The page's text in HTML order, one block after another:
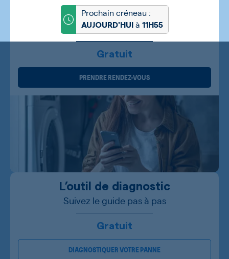
Prochain créneau :
AUJOURD'HUI à 11H55
Gratuit
PRENDRE RENDEZ-VOUS
L’outil de diagnostic
Suivez le guide pas à pas
Gratuit
DIAGNOSTIQUER VOTRE PANNE